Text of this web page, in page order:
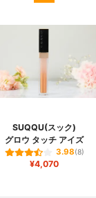
SUQQU(スック)
グロウ タッチ アイズ
3.98(8)
¥4,070